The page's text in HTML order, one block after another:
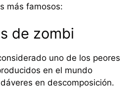
más famosos:
de zombi
uno de los peores
en el mundo
en descomposición.